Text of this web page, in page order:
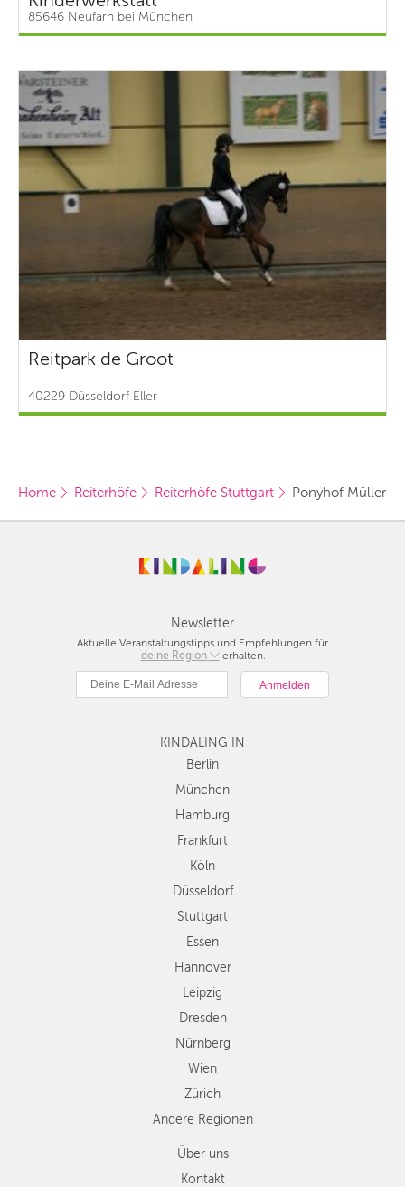
85646 Neufarn bei München
Reitpark de Groot
40229 Düsseldorf Eller
Home Reiterhöfe Reiterhöfe Stuttgart Ponyhof Müller
Newsletter
Aktuelle Veranstaltungstipps und Empfehlungen für
deine Region
Berlin
Hamburg
Köln
Düsseldorf
Stuttgart
Essen
Dresden
Nürnberg
Wien
Zürich
Andere
Regionen
erhalten.
KINDALING IN
Berlin
München
Hamburg
Frankfurt
Köln
Düsseldorf
Stuttgart
Essen
Hannover
Leipzig
Dresden
Nürnberg
Wien
Zürich
Andere Regionen
Über uns
Kontakt